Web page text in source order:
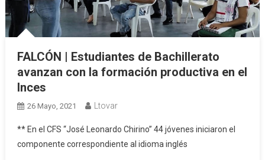
FALCÓN | Estudiantes de Bachillerato
avanzan con la formación productiva en el
Inces
26 Mayo, 2021 Ltovar
** En el CFS “José Leonardo Chirino” 44 jóvenes iniciaron el
componente correspondiente al idioma inglés